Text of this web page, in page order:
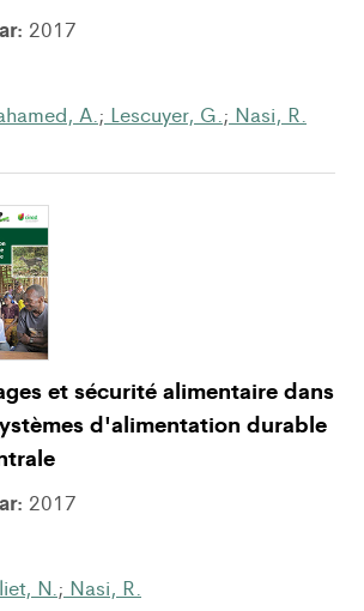
2017
A.; Lescuyer, G.; Nasi, R.
et sécurité alimentaire dans
d'alimentation durable
2017
N.; Nasi, R.